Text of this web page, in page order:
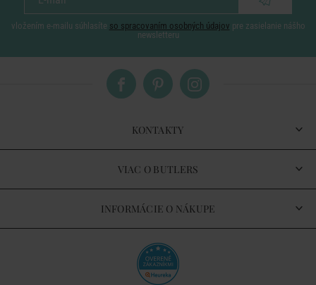
vložením e-mailu súhlasíte so spracovaním osobných údajov pre zasielanie nášho
newsletteru
KONTAKTY
VIAC O BUTLERS
INFORMÁCIE O NÁKUPE